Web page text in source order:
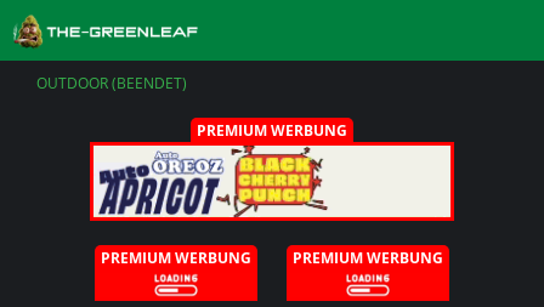
OUTDOOR (BEENDET)
PREMIUM WERBUNG
PREMIUM WERBUNG PREMIUM WERBUNG